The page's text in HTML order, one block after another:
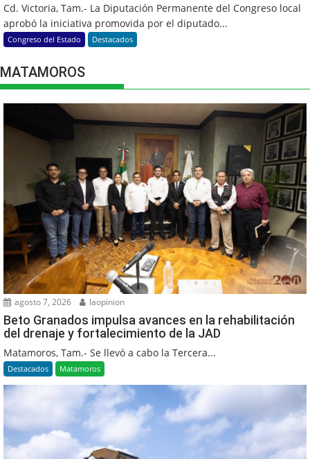
Cd. Victoria, Tam.- La Diputación Permanente del Congreso local
aprobó la iniciativa promovida por el diputado...
Congreso del Estado Destacados
MATAMOROS
agosto 7, 2026 laopinion
Beto Granados impulsa avances en la rehabilitación
del drenaje y fortalecimiento de la JAD
Matamoros, Tam.- Se llevó a cabo la Tercera...
Destacados Matamoros